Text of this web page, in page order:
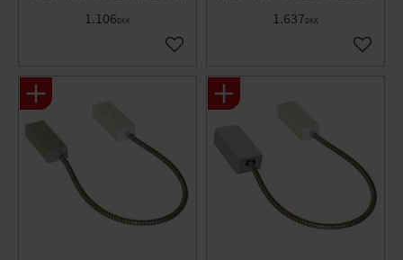
1.106DKK
Gem som favorit
1.637DKK
Gem